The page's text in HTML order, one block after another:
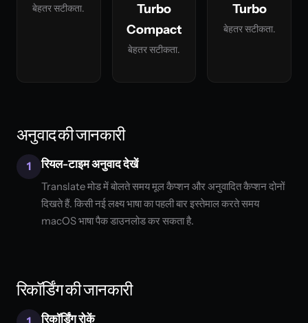
बेहतर सटीकता.
Turbo
Compact
बेहतर सटीकता.
Turbo
बेहतर सटीकता.
अनुवाद की जानकारी
1 रियल-टाइम अनुवाद देखें
Translate मोड में बोलते समय मूल कैप्शन और अनुवादित कैप्शन दोनों
दिखते हैं. किसी नई लक्ष्य भाषा का पहली बार इस्तेमाल करते समय
macOS भाषा पैक डाउनलोड कर सकता है.
रिकॉर्डिंग की जानकारी
रिकॉर्डिंग रोकें